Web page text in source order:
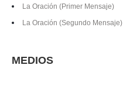
La Oración (Primer Mensaje)
La Oración (Segundo Mensaje)
MEDIOS